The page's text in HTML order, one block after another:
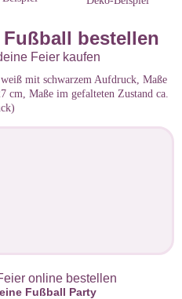
bestellen
Feier kaufen
mit schwarzem Aufdruck, Maße
cm, Maße im gefalteten Zustand ca.
online bestellen
Fußball Party